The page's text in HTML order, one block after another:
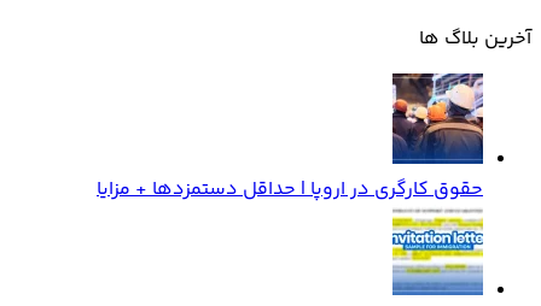
آخرین بلاگ ها
حقوق کارگری در اروپا | حداقل دستمزدها + مزایا